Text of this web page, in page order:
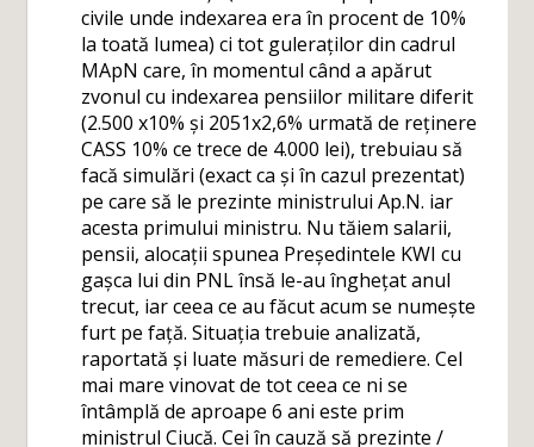
civile unde indexarea era în procent de 10%
la toată lumea) ci tot guleraților din cadrul
MApN care, în momentul când a apărut
zvonul cu indexarea pensiilor militare diferit
(2.500 x10% și 2051x2,6% urmată de reținere
CASS 10% ce trece de 4.000 lei), trebuiau să
facă simulări (exact ca și în cazul prezentat)
pe care să le prezinte ministrului Ap.N. iar
acesta primului ministru. Nu tăiem salarii,
pensii, alocații spunea Președintele KWI cu
gașca lui din PNL însă le-au înghețat anul
trecut, iar ceea ce au făcut acum se numește
furt pe față. Situația trebuie analizată,
raportată și luate măsuri de remediere. Cel
mai mare vinovat de tot ceea ce ni se
întâmplă de aproape 6 ani este prim
ministrul Ciucă. Cei în cauză să prezinte /